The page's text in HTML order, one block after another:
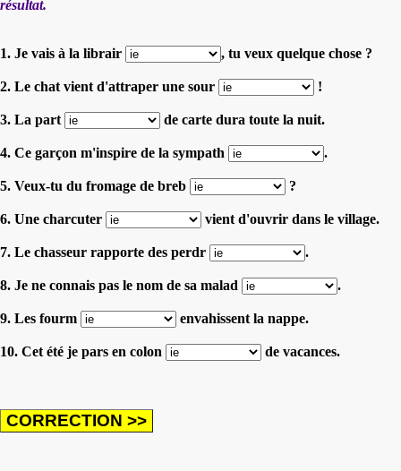
résultat.
1. Je vais à la librair , tu veux quelque chose ?
2. Le chat vient d'attraper une sour !
3. La part de carte dura toute la nuit.
4. Ce garçon m'inspire de la sympath .
5. Veux-tu du fromage de breb ?
6. Une charcuter vient d'ouvrir dans le village.
7. Le chasseur rapporte des perdr .
8. Je ne connais pas le nom de sa malad .
9. Les fourm envahissent la nappe.
10. Cet été je pars en colon de vacances.